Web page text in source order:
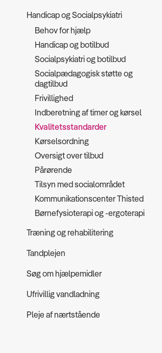
Handicap og Socialpsykiatri
Behov for hjælp
Handicap og botilbud
Socialpsykiatri og botilbud
Socialpædagogisk støtte og
dagtilbud
Frivillighed
Indberetning af timer og kørsel
Kvalitetsstandarder
Kørselsordning
Oversigt over tilbud
Pårørende
Tilsyn med socialområdet
Kommunikationscenter Thisted
Børnefysioterapi og -ergoterapi
Træning og rehabilitering
Tandplejen
Søg om hjælpemidler
Ufrivillig vandladning
Pleje af nærtstående